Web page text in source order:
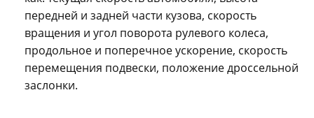
передней и задней части кузова, скорость
вращения и угол поворота рулевого колеса,
продольное и поперечное ускорение, скорость
перемещения подвески, положение дроссельной
заслонки.